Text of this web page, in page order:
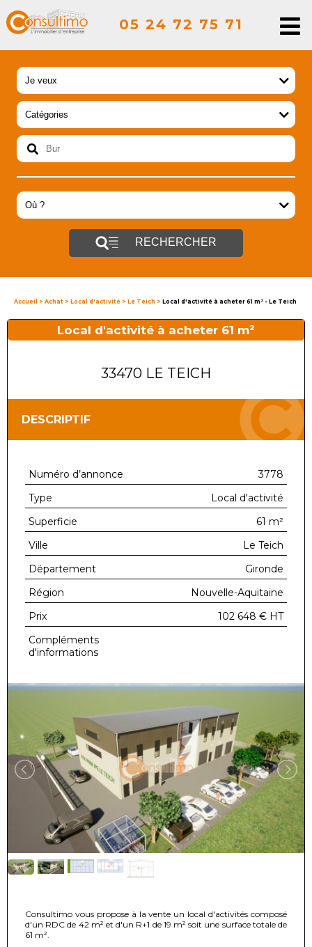
05 24 72 75 71
RECHERCHER
Accueil > Achat > Local d'activité > Le Teich > Local d'activité à acheter 61 m² - Le Teich
Local d'activité à acheter 61 m²
33470 LE TEICH
DESCRIPTIF
Numéro d’annonce
3778
Type
Local d'activité
Superficie
61 m²
Ville
Le Teich
Département
Gironde
Région
Nouvelle-Aquitaine
Prix
102 648 € HT
Compléments
d'informations
Consultimo vous propose à la vente un local d'activités composé
d'un RDC de 42 m² et d'un R+1 de 19 m² soit une surface totale de
61 m².